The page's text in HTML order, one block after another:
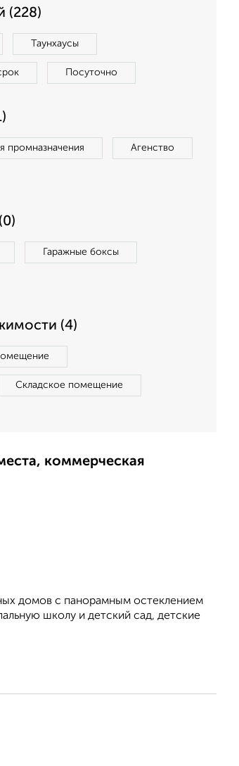
(228)
Таунхаусы
Посуточно
промназначения Агенство
Гаражные боксы
(4)
Складское помещение
коммерческая
домов с панорамным остеклением
школу и детский сад, детские